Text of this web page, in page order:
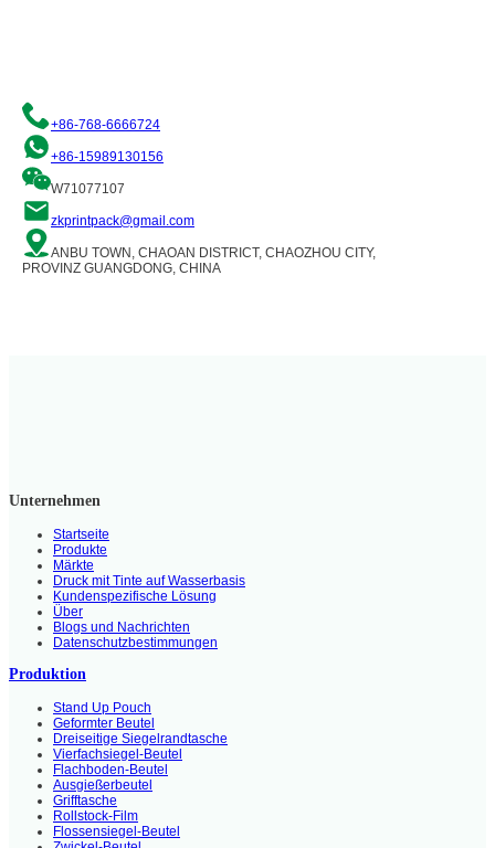
+86-768-6666724
+86-15989130156
W71077107
zkprintpack@gmail.com
ANBU TOWN, CHAOAN DISTRICT, CHAOZHOU CITY,
PROVINZ GUANGDONG, CHINA
Unternehmen
Startseite
Produkte
Märkte
Druck mit Tinte auf Wasserbasis
Kundenspezifische Lösung
Über
Blogs und Nachrichten
Datenschutzbestimmungen
Produktion
Stand Up Pouch
Geformter Beutel
Dreiseitige Siegelrandtasche
Vierfachsiegel-Beutel
Flachboden-Beutel
Ausgießerbeutel
Grifftasche
Rollstock-Film
Flossensiegel-Beutel